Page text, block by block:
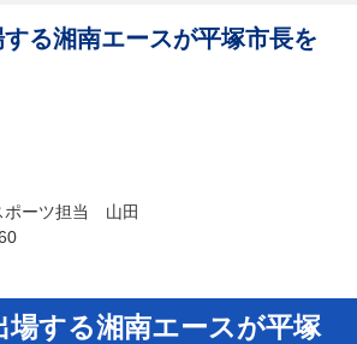
る湘南エースが平塚市長を
ーツ担当 山田
場する湘南エースが平塚